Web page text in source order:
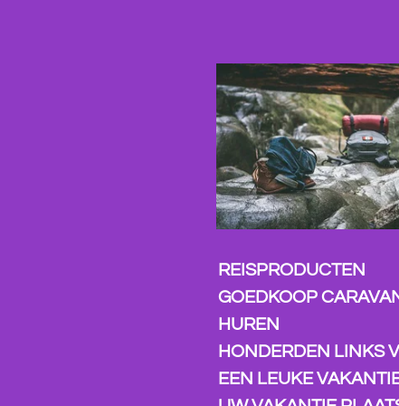
REISPRODUCTEN
GOEDKOOP
HUREN
HONDERDEN LINKS
EEN LEUKE